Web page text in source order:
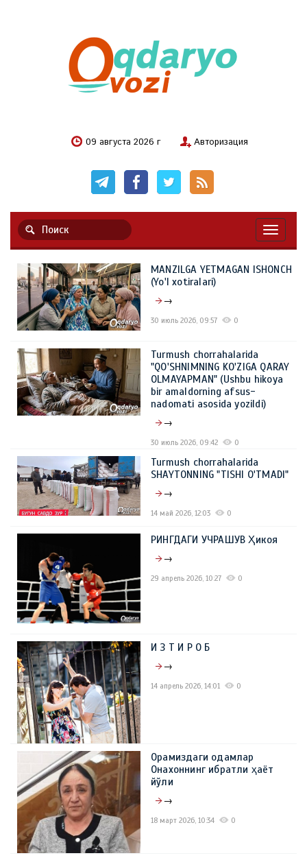
09 августа 2026 г Авторизация
MANZILGA YETMAGAN ISHONCH
(Yo'l xotiralari)
→
30 июль 2026, 09:57 0
Turmush chorrahalarida
"QO'SHNIMNING KO'ZIGA QARAY
OLMAYAPMAN" (Ushbu hikoya
bir amaldorning afsus-
nadomati asosida yozildi)
→
30 июль 2026, 09:42 0
Turmush chorrahalarida
SHAYTONNING "TISHI O'TMADI"
→
14 май 2026, 12:03 0
РИНГДАГИ УЧРАШУВ Ҳикоя
→
29 апрель 2026, 10:27 0
И З Т И Р О Б
→
14 апрель 2026, 14:01 0
Орамиздаги одамлар
Онахоннинг ибратли ҳаёт
йўли
→
18 март 2026, 10:34 0